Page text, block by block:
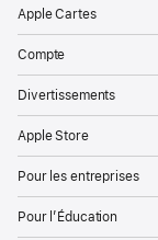
Apple Cartes
Compte
Divertissements
Apple Store
Pour les entreprises
Pour l’Éducation